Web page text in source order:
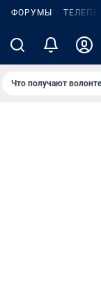
ФОРУМЫ
Что получают